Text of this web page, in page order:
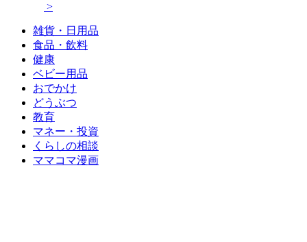
>
雑貨・日用品
食品・飲料
健康
ベビー用品
おでかけ
どうぶつ
教育
マネー・投資
くらしの相談
ママコマ漫画